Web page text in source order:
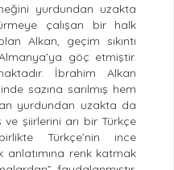
yurdundan uzakta
çalışan bir halk
Alkan, geçim sıkıntı
göç etmiştir.
İbrahim Alkan
sazına sarılmış hem
yurdundan uzakta da
şiirlerini arı bir Türkçe
Türkçe’nin ince
anlatımına renk katmak